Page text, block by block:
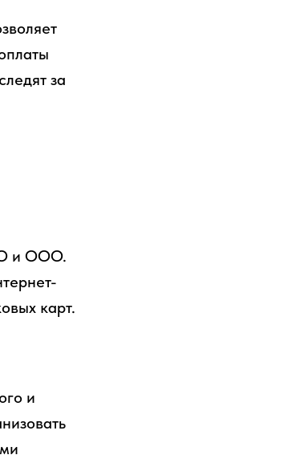
за
и ООО.
карт.
и